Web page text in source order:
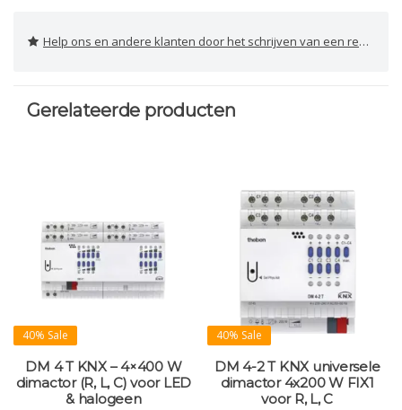
Help ons en andere klanten door het schrijven van een review
Gerelateerde producten
40% Sale
DM 4 T KNX – 4×400 W
dimactor (R, L, C) voor LED
& halogeen
40% Sale
DM 4-2 T KNX universele
dimactor 4x200 W FIX1
voor R, L, C